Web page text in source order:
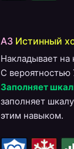
A3 Истинный
Накладывает на
С вероятностью
Заполняет
заполняет
этим навыком.